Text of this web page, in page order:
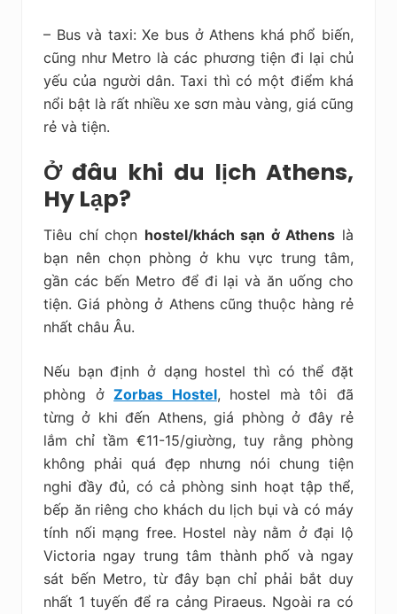
– Bus và taxi: Xe bus ở Athens khá phổ biến,
cũng như Metro là các phương tiện đi lại chủ
yếu của người dân. Taxi thì có một điểm khá
nổi bật là rất nhiều xe sơn màu vàng, giá cũng
rẻ và tiện.
Ở đâu khi du lịch Athens,
Hy Lạp?
Tiêu chí chọn hostel/khách sạn ở Athens là
bạn nên chọn phòng ở khu vực trung tâm,
gần các bến Metro để đi lại và ăn uống cho
tiện. Giá phòng ở Athens cũng thuộc hàng rẻ
nhất châu Âu.
Nếu bạn định ở dạng hostel thì có thể đặt
phòng ởZorbas Hostel, hostel mà tôi đã
từng ở khi đến Athens, giá phòng ở đây rẻ
lắm chỉ tầm €11-15/giường, tuy rằng phòng
không phải quá đẹp nhưng nói chung tiện
nghi đầy đủ, có cả phòng sinh hoạt tập thể,
bếp ăn riêng cho khách du lịch bụi và có máy
tính nối mạng free. Hostel này nằm ở đại lộ
Victoria ngay trung tâm thành phố và ngay
sát bến Metro, từ đây bạn chỉ phải bắt duy
nhất 1 tuyến để ra cảng Piraeus. Ngoài ra có